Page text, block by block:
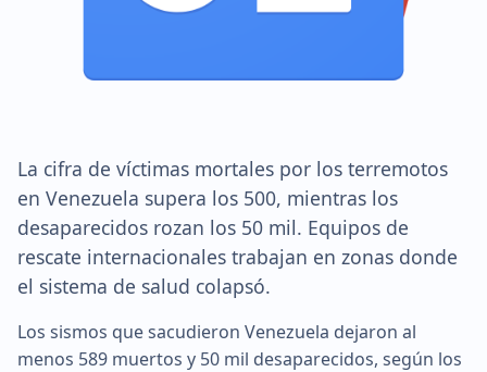
La cifra de víctimas mortales por los terremotos
en Venezuela supera los 500, mientras los
desaparecidos rozan los 50 mil. Equipos de
rescate internacionales trabajan en zonas donde
el sistema de salud colapsó.
Los sismos que sacudieron Venezuela dejaron al
menos 589 muertos y 50 mil desaparecidos, según los